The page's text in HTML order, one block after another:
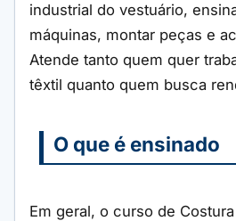
industrial do vestuário,
máquinas, montar peças e
Atende tanto quem quer
têxtil quanto quem busca
O que é ensinado
Em geral, o curso de